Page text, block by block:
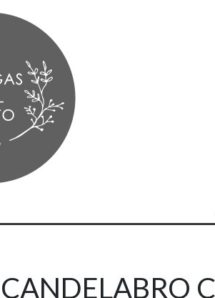
CANDELABRO